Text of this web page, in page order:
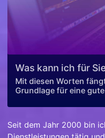
Was kann ich für
Mit diesen Worten
Grundlage für eine
Seit dem Jahr 2000 bin